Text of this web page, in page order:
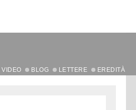
VIDEO BLOG LETTERE EREDITÀ